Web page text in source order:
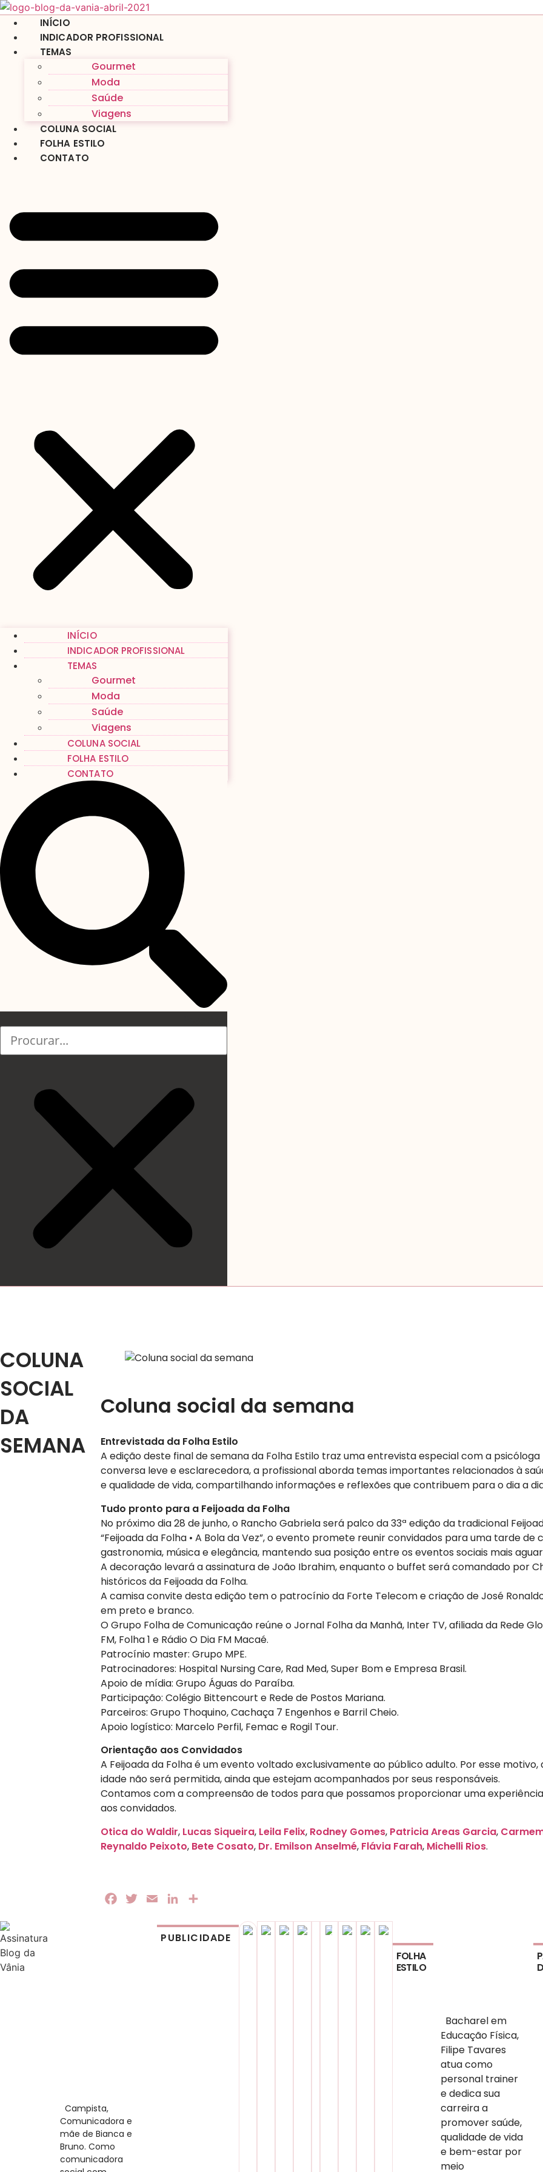
Ir
para
conteúdo
INÍCIO
INDICADOR PROFISSIONAL
TEMAS
Gourmet
Moda
Saúde
Viagens
COLUNA SOCIAL
FOLHA ESTILO
CONTATO
INÍCIO
INDICADOR PROFISSIONAL
TEMAS
Gourmet
Moda
Saúde
Viagens
COLUNA SOCIAL
FOLHA ESTILO
CONTATO
COLUNA
SOCIAL
DA
SEMANA
Coluna social da semana
​Entrevistada da Folha Estilo
A edição deste final de semana da Folha Estilo traz uma entrevista especial com a psicóloga
conversa leve e esclarecedora, a profissional aborda temas importantes relacionados à
e qualidade de vida, compartilhando informações e reflexões que contribuem para o dia a
Tudo pronto para a Feijoada da Folha
No próximo dia 28 de junho, o Rancho Gabriela será palco da 33ª edição da tradicional
“Feijoada da Folha • A Bola da Vez”, o evento promete reunir convidados para uma tarde
gastronomia, música e elegância, mantendo sua posição entre os eventos sociais mais
A decoração levará a assinatura de João Ibrahim, enquanto o buffet será comandado por
históricos da Feijoada da Folha.
A camisa convite desta edição tem o patrocínio da Forte Telecom e criação de José
em preto e branco.
O Grupo Folha de Comunicação reúne o Jornal Folha da Manhã, Inter TV, afiliada da Rede
FM, Folha 1 e Rádio O Dia FM Macaé.
Patrocínio master: Grupo MPE.
Patrocinadores: Hospital Nursing Care, Rad Med, Super Bom e Empresa Brasil.
Apoio de mídia: Grupo Águas do Paraíba.
Participação: Colégio Bittencourt e Rede de Postos Mariana.
Parceiros: Grupo Thoquino, Cachaça 7 Engenhos e Barril Cheio.
Apoio logístico: Marcelo Perfil, Femac e Rogil Tour.
Orientação aos Convidados
A Feijoada da Folha é um evento voltado exclusivamente ao público adulto. Por esse
idade não será permitida, ainda que estejam acompanhados por seus responsáveis.
Contamos com a compreensão de todos para que possamos proporcionar uma
aos convidados.
Otica do Waldir, Lucas Siqueira, Leila Felix, Rodney Gomes, Patricia Areas Garcia,
Reynaldo Peixoto, Bete Cosato, Dr. Emilson Anselmé, Flávia Farah, Michelli Rios.
FacebookTwitterEmail LinkedIn
​ Campista,
Comunicadora e
mãe de Bianca e
Bruno. Como
comunicadora
PUBLICIDADE
FOLHA
ESTILO
Bacharel em
Educação Física,
Filipe Tavares
atua como
personal trainer
e dedica sua
carreira a
promover saúde,
qualidade de vida
e bem-estar por
meio